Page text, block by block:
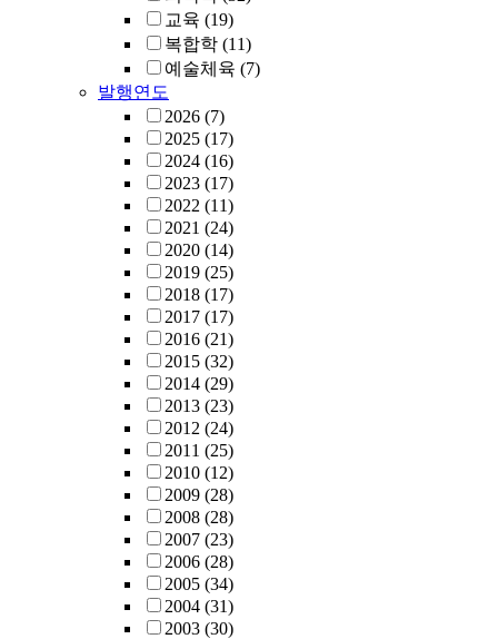
교육 (19)
복합학 (11)
예술체육 (7)
발행연도
2026 (7)
2025 (17)
2024 (16)
2023 (17)
2022 (11)
2021 (24)
2020 (14)
2019 (25)
2018 (17)
2017 (17)
2016 (21)
2015 (32)
2014 (29)
2013 (23)
2012 (24)
2011 (25)
2010 (12)
2009 (28)
2008 (28)
2007 (23)
2006 (28)
2005 (34)
2004 (31)
2003 (30)